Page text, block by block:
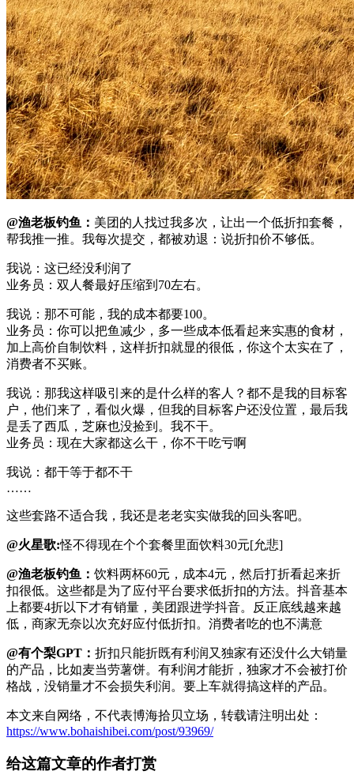
@渔老板钓鱼： 美团的人找过我多次，让出一个低折扣套餐，
帮我推一推。我每次提交，都被劝退：说折扣价不够低。
我说：这已经没利润了
业务员：双人餐最好压缩到70左右。
我说：那不可能，我的成本都要100。
业务员：你可以把鱼减少，多一些成本低看起来实惠的食材，
加上高价自制饮料，这样折扣就显的很低，你这个太实在了，
消费者不买账。
我说：那我这样吸引来的是什么样的客人？都不是我的目标客
户，他们来了，看似火爆，但我的目标客户还没位置，最后我
是丢了西瓜，芝麻也没捡到。我不干。
业务员：现在大家都这么干，你不干吃亏啊
我说：都干等于都不干
……
这些套路不适合我，我还是老老实实做我的回头客吧。
@火星歌:怪不得现在个个套餐里面饮料30元[允悲]
@渔老板钓鱼： 饮料两杯60元，成本4元，然后打折看起来折
扣很低。这些都是为了应付平台要求低折扣的方法。抖音基本
上都要4折以下才有销量，美团跟进学抖音。反正底线越来越
低，商家无奈以次充好应付低折扣。消费者吃的也不满意
@有个梨GPT： 折扣只能折既有利润又独家有还没什么大销量
的产品，比如麦当劳薯饼。有利润才能折，独家才不会被打价
格战，没销量才不会损失利润。要上车就得搞这样的产品。
本文来自网络，不代表博海拾贝立场，转载请注明出处：
https://www.bohaishibei.com/post/93969/
给这篇文章的作者打赏